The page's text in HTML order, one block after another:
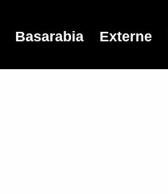
Basarabia Externe